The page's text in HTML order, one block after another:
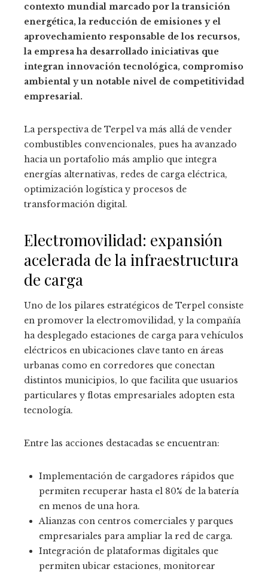
contexto mundial marcado por la transición
energética, la reducción de emisiones y el
aprovechamiento responsable de los recursos,
la empresa ha desarrollado iniciativas que
integran innovación tecnológica, compromiso
ambiental y un notable nivel de competitividad
empresarial.
La perspectiva de Terpel va más allá de vender
combustibles convencionales, pues ha avanzado
hacia un portafolio más amplio que integra
energías alternativas, redes de carga eléctrica,
optimización logística y procesos de
transformación digital.
Electromovilidad: expansión
acelerada de la infraestructura
de carga
Uno de los pilares estratégicos de Terpel consiste
en promover la electromovilidad, y la compañía
ha desplegado estaciones de carga para vehículos
eléctricos en ubicaciones clave tanto en áreas
urbanas como en corredores que conectan
distintos municipios, lo que facilita que usuarios
particulares y flotas empresariales adopten esta
tecnología.
Entre las acciones destacadas se encuentran:
Implementación de cargadores rápidos que
permiten recuperar hasta el 80% de la batería
en menos de una hora.
Alianzas con centros comerciales y parques
empresariales para ampliar la red de carga.
Integración de plataformas digitales que
permiten ubicar estaciones, monitorear